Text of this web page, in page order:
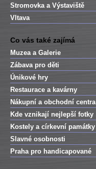
Stromovka a Výstaviště
Vltava
Co vás také zajímá
Muzea a Galerie
Zábava pro děti
Únikové hry
Restaurace a kavárny
Nákupní a obchodní centra
Kde vznikají nejlepší fotky
Kostely a církevní památky
Slavné osobnosti
Praha pro handicapované